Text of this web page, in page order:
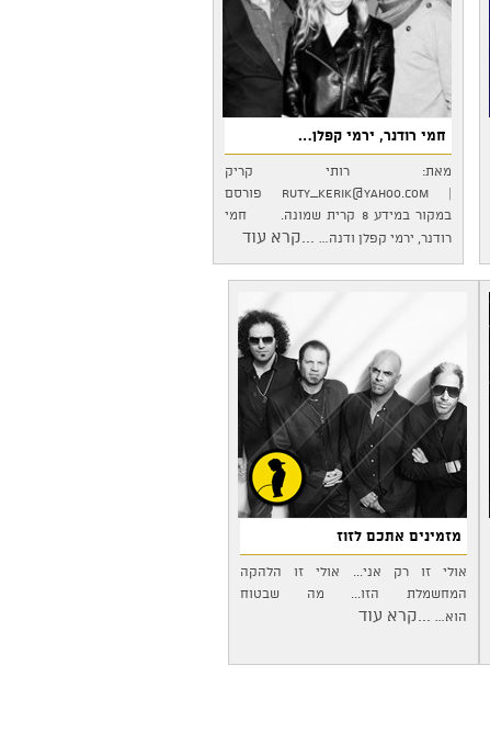
חמי רודנר, ירמי קפלן…
מאת: רותי קריק
|
ruty_kerik@yahoo.com פורסם
במקור במידע 8 קרית שמונה. חמי
רודנר, ירמי קפלן ודנה…
...קרא עוד
מזמינים אתכם לזוז
אולי זו רק אני... אולי זו הלהקה
המחשמלת הזו... מה שבטוח
הוא…
...קרא עוד